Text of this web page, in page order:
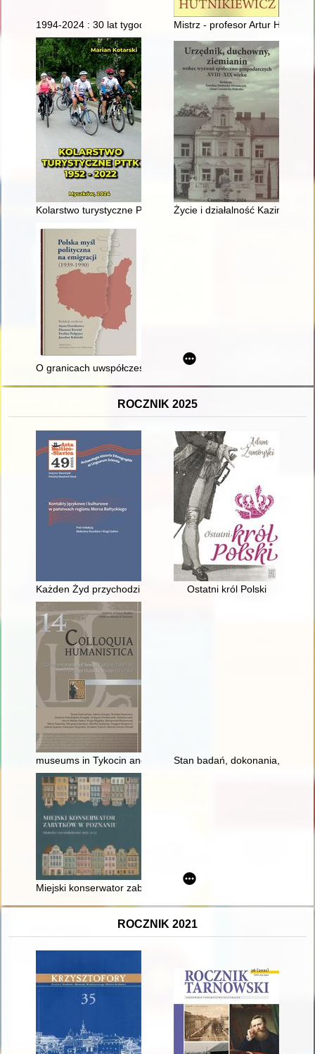
1994-2024 : 30 lat tygodnika "Gryfickie Echa"
Mistrz - profesor Artur
Kolarstwo turystyczne PTTK 1952-2022Życie i działalność Kazimierza
O granicach uwspółcześniania historycznego kształtu myśli
ROCZNIK 2025
Każden Żyd przychodzi już na świat łajdakiem" : o kwestii
Ostatni król Polski
museums in Tykocin and Włodawa as institutions shaping
Stan badań, dokonania,
Miejski konserwator zabytków w Poznaniu : historia i
ROCZNIK 2021